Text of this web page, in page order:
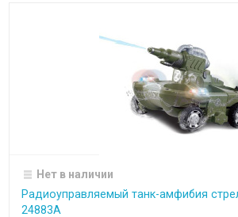
Нет в наличии
Радиоуправляемый танк-амфибия
24883A